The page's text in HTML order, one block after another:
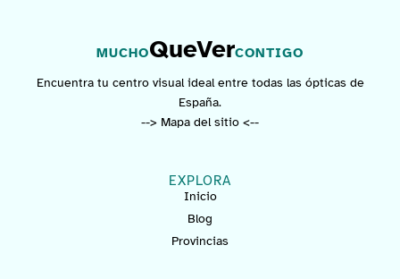
MUCHOQueVerCONTIGO
Encuentra tu centro visual ideal entre todas las ópticas de
España.
--> Mapa del sitio <--
EXPLORA
Inicio
Blog
Provincias